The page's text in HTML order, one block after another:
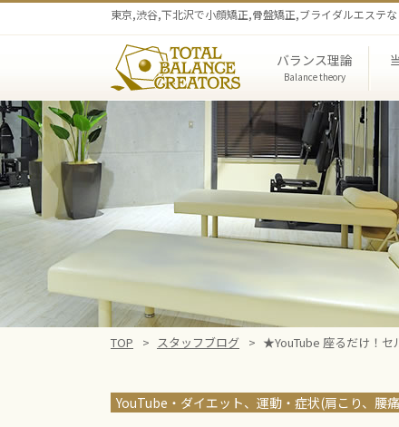
東京,渋谷,下北沢で小顔矯正,骨盤矯正,ブライダルエステ
バランス理論
Balance theory
全身バランス矯正 メルト
第
TOP スタッフブログ ★YouTube 座るだけ！セ
YouTube ダイエット、運動 症状(肩こり、腰